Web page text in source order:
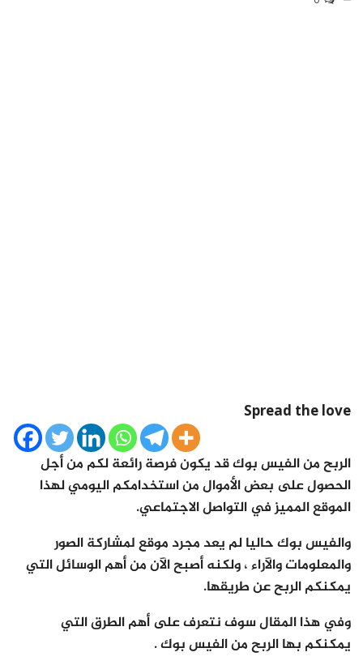
Spread the love
الربح من الفيس بوك قد يكون فرصة رائعة لكم من أجل
الحصول على بعض الأموال من استخدامكم اليومي لهذا
الموقع المميز في التواصل الاجتماعي.
والفيس بوك حاليا لم يعد مجرد موقع لمشاركة الصور
والمعلومات والآراء ، ولكنه أصبح الآن من أهم الوسائل التي
يمكنكم الربح عن طريقها.
وفي هذا المقال سوف نتعرف على أهم الطرق التي
يمكنكم بها الربح من الفيس بوك .